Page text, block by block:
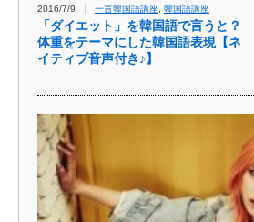
2016/7/9 一言韓国語講座 韓国語講座
「ダイエット」を韓国語で言うと？
体重をテーマにした韓国語表現【ネ
イティブ音声付き♪】